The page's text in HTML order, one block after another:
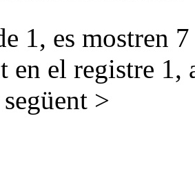
1, es mostren
en el registre 1,
següent >